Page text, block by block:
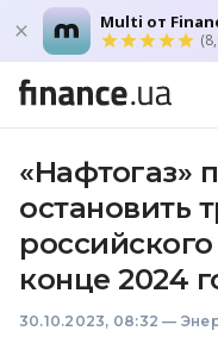
Multi от
«Нафтогаз»
остановить
конце 2024
30.10.2023, 08:32 —